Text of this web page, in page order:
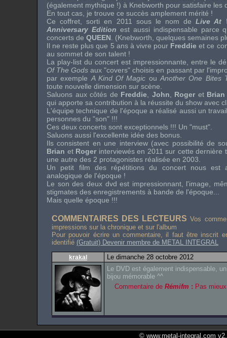
(également mythique !) à Knebworth pour satisfaire les
En tout cas, je trouve ce succès amplement mérité !
Ce coffret, sorti en 2011 sous le nom deLive At
Anniversary Edition est aussi indispensable parce
concerts de QUEEN . (Knebworth , quelques semaines
Il ne reste plus que 5 ans à vivre pour Freddieet ce
au sommet de son talent !
La play-list du concert est impressionnante, entre le
Of The Gods aux"covers"choisis en passant par
par exemple A Kind Of Magic ouAnother One Bites
toute nouvelle dimension sur scène.
Saluons aux côtés de Freddie John Roger et
qui apporte sa contribution à la réussite du show avec
L'équipe technique de l'époque a réalisé aussi un
personnes du "son" !!!
Ces deux concerts sont exceptionnels !!! Un "must".
Saluons aussi l'excellente idée des bonus
Ils consistent en une interview (avec possibilité de
Brian et Roger interviewés en 2011 sur cette dernière
une autre des 2 protagonistes réalisée en 2003.
Un petit film des répétitions du concert nous est
analogique de l'époque !
Le son des deux dvdest impressionnant, l'image,
stigmates des enregistrements à bande de l'époque...
Mais quelle époque !!!
COMMENTAIRES DES LECTEURS Vos
impressions sur la chronique et sur l'album
Pour pouvoir écrire un commentaire, il faut être inscrit
identifié (Gratuit) Devenir membre de METAL INTEGRAL
krakal
Le dimanche 28 octobre 2012
Le DVD est également indispensable,
bijou mémorable ^^
Commentaire de Rémifm : Pas
© www.metal-integral.com